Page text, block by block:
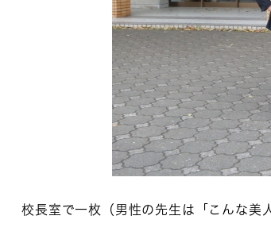
校長室で一枚（男性の先生は「こんな美